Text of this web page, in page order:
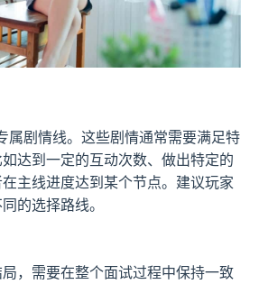
属剧情线。这些剧情通常需要满足特
达到一定的互动次数、做出特定的
主线进度达到某个节点。建议玩家
的选择路线。
，需要在整个面试过程中保持一致